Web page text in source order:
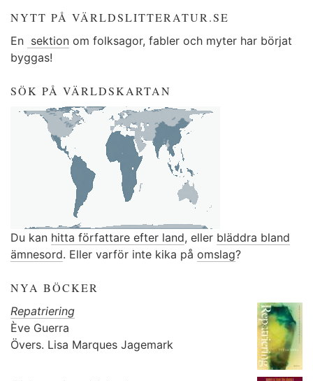
NYTT PÅ VÄRLDSLITTERATUR.SE
En sektion om folksagor, fabler och myter har börjat
byggas!
SÖK PÅ VÄRLDSKARTAN
Du kan hitta författare efter land, eller bläddra bland
ämnesord. Eller varför inte kika på omslag?
NYA BÖCKER
Repatriering
Ève Guerra
Övers. Lisa Marques Jagemark